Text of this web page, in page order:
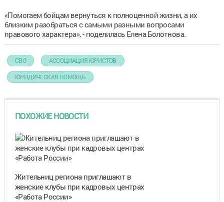
«Помогаем бойцам вернуться к полноценной жизни, а их
близким разобраться с самыми разными вопросами
правового характера», - поделилась Елена Болотнова.
СВО АССОЦИАЦИЯ ЮРИСТОВ
ЮРИДИЧЕСКАЯ ПОМОЩЬ
ПОХОЖИЕ НОВОСТИ
Жительниц региона приглашают в
женские клубы при кадровых центрах
«Работа России»